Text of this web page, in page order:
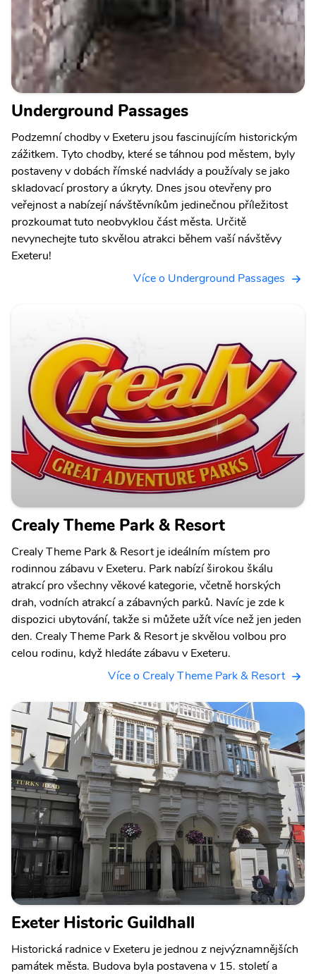
Underground Passages
Podzemní chodby v Exeteru jsou fascinujícím historickým
zážitkem. Tyto chodby, které se táhnou pod městem, byly
postaveny v dobách římské nadvlády a používaly se jako
skladovací prostory a úkryty. Dnes jsou otevřeny pro
veřejnost a nabízejí návštěvníkům jedinečnou příležitost
prozkoumat tuto neobvyklou část města. Určitě
nevynechejte tuto skvělou atrakci během vaší návštěvy
Exeteru!
Více o Underground Passages
Crealy Theme Park & Resort
Crealy Theme Park & Resort je ideálním místem pro
rodinnou zábavu v Exeteru. Park nabízí širokou škálu
atrakcí pro všechny věkové kategorie, včetně horských
drah, vodních atrakcí a zábavných parků. Navíc je zde k
dispozici ubytování, takže si můžete užít více než jen jeden
den. Crealy Theme Park & Resort je skvělou volbou pro
celou rodinu, když hledáte zábavu v Exeteru.
Více o Crealy Theme Park & Resort
Exeter Historic Guildhall
Historická radnice v Exeteru je jednou z nejvýznamnějších
památek města. Budova byla postavena v 15. století a